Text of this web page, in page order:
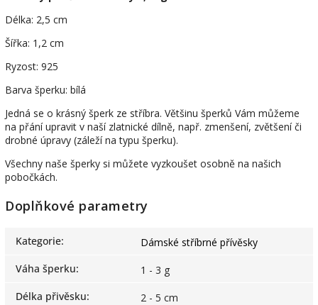
Délka: 2,5 cm
Šířka: 1,2 cm
Ryzost: 925
Barva šperku: bílá
Jedná se o krásný šperk ze stříbra. Většinu šperků Vám můžeme
na přání upravit v naší zlatnické dílně, např. zmenšení, zvětšení či
drobné úpravy (záleží na typu šperku).
Všechny naše šperky si můžete vyzkoušet osobně na našich
pobočkách.
Doplňkové parametry
Kategorie:
Dámské stříbrné přívěsky
Váha šperku:
1 - 3 g
Délka přivěsku:
2 - 5 cm